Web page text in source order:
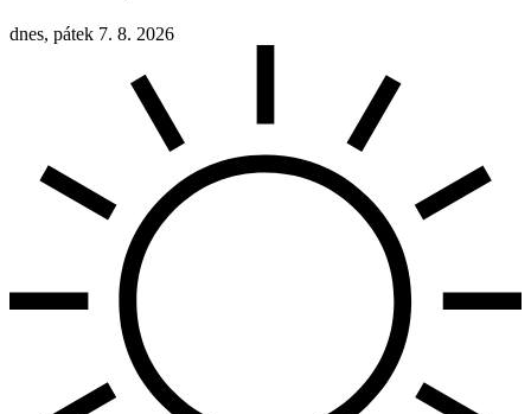
dnes, pátek 7. 8. 2026